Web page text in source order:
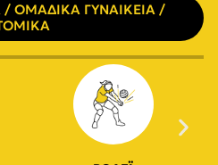
ΟΜΑΔΙΚΑ ΓΥΝΑΙΚΕΙΑ /